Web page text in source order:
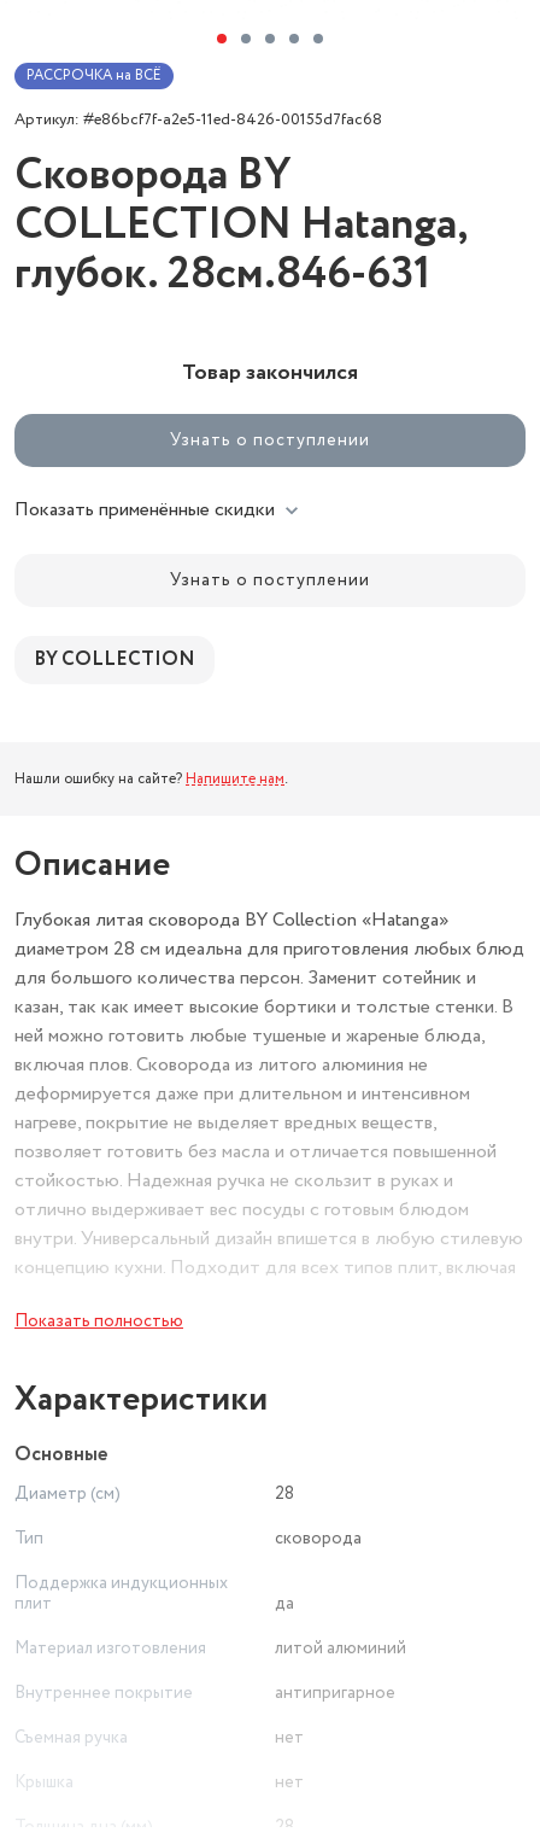
РАССРОЧКА на ВСЁ
Артикул: #e86bcf7f-a2e5-11ed-8426-00155d7fac68
Сковорода BY
COLLECTION Hatanga,
глубок. 28см.846-631
Товар закончился
Узнать о поступлении
Показать применённые скидки
Узнать о поступлении
BY COLLECTION
Нашли ошибку на сайте? Напишите нам.
Описание
Глубокая литая сковорода BY Collection «Hatanga»
диаметром 28 см идеальна для приготовления любых блюд
для большого количества персон. Заменит сотейник и
казан, так как имеет высокие бортики и толстые стенки. В
ней можно готовить любые тушеные и жареные блюда,
включая плов. Сковорода из литого алюминия не
деформируется даже при длительном и интенсивном
нагреве, покрытие не выделяет вредных веществ,
позволяет готовить без масла и отличается повышенной
стойкостью. Надежная ручка не скользит в руках и
отлично выдерживает вес посуды с готовым блюдом
внутри. Универсальный дизайн впишется в любую стилевую
концепцию кухни. Подходит для всех типов плит, включая
Показать полностью
Характеристики
Основные
Диаметр (см)
28
Тип
сковорода
Поддержка индукционных
плит
да
Материал изготовления
литой алюминий
Внутреннее покрытие
антипригарное
Съемная ручка
нет
Крышка
нет
28